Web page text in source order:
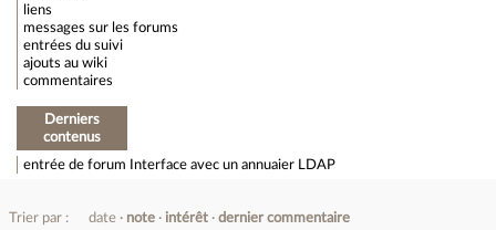
liens
messages sur les forums
entrées du suivi
ajouts au wiki
commentaires
Derniers
contenus
entrée de forum Interface avec un annuaier LDAP
Trier par : date note intérêt dernier commentaire